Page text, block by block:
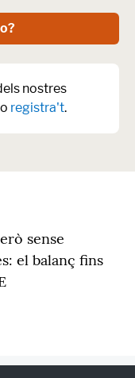
nostres
o registra't.
sense
el balanç fins